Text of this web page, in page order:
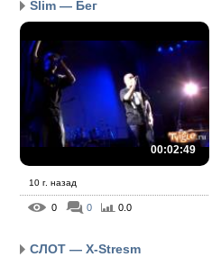
Slim — Бег
00:02:49
10 г. назад
0 0 0.0
СЛОТ — X-Stresm